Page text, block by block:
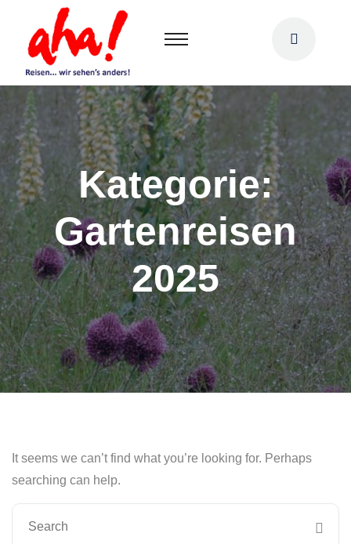
Kategorie:
Gartenreisen
2025
It seems we can’t find what you’re looking for. Perhaps
searching can help.